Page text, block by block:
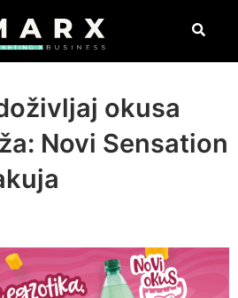
okusa
Novi Sensation